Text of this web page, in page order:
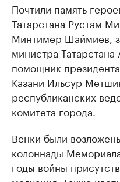
Почтили память
Татарстана Рустам
Минтимер Шаймиев,
министра
помощник
Казани Ильсур
республиканских
комитета города.
Венки были
колоннады
годы войны